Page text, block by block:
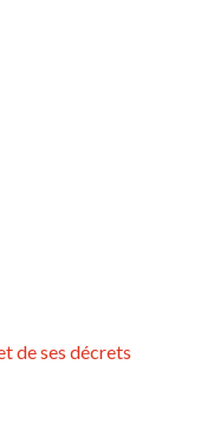
de ses décrets